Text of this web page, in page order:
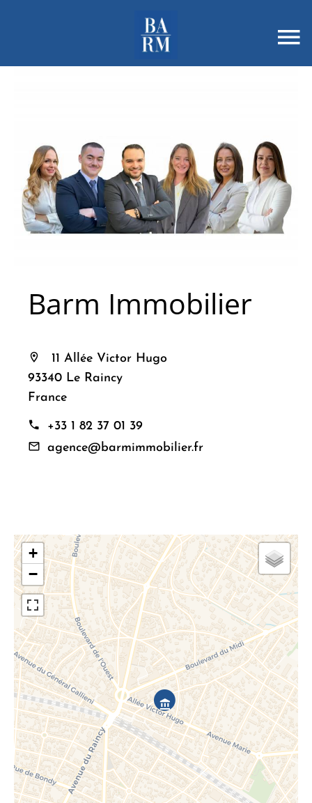
Barm Immobilier
11 Allée Victor Hugo
93340 Le Raincy
France
+33 1 82 37 01 39
agence@barmimmobilier.fr
+
−